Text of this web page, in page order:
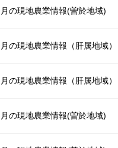
の現地農業情報(曽於地域)
の現地農業情報（肝属地域）
の現地農業情報（肝属地域）
の現地農業情報(曽於地域)